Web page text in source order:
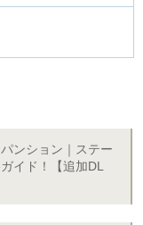
ンション｜ステー
イド！【追加DL